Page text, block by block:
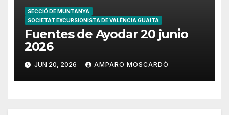
SECCIÓ DE MUNTANYA
SOCIETAT EXCURSIONISTA DE VALÈNCIA GUAITA
Fuentes de Ayodar 20 junio
2026
JUN 20, 2026 AMPARO MOSCARDÓ